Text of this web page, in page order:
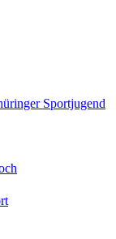
Sportjugend